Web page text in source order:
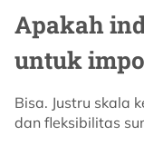
Apakah
untuk
Bisa. Justru skala
dan fleksibilitas